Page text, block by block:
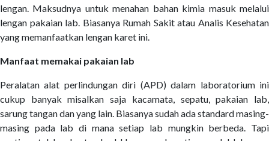
lengan. Maksudnya untuk menahan bahan kimia masuk melalui
lengan pakaian lab. Biasanya Rumah Sakit atau Analis Kesehatan
yang memanfaatkan lengan karet ini.
Manfaat memakai pakaian lab
Peralatan alat perlindungan diri (APD) dalam laboratorium ini
cukup banyak misalkan saja kacamata, sepatu, pakaian lab,
sarung tangan dan yang lain. Biasanya sudah ada standard masing-
masing pada lab di mana setiap lab mungkin berbeda. Tapi